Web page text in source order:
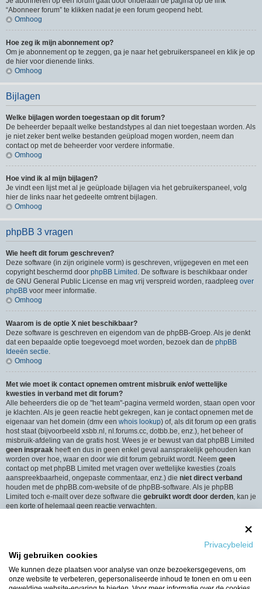
Privacybeleid
Wij gebruiken cookies
We kunnen deze plaatsen voor analyse van onze bezoekersgegevens, om
onze website te verbeteren, gepersonaliseerde inhoud te tonen en om u een
“Abonneer forum” te klikken nadat je een forum geopend hebt.
Omhoog
Hoe zeg ik mijn abonnement op?
Om je abonnement op te zeggen, ga je naar het gebruikerspaneel en klik je op
de hier voor dienende links.
Omhoog
Bijlagen
Welke bijlagen worden toegestaan op dit forum?
De beheerder bepaalt welke bestandstypes al dan niet toegestaan worden. Als
je niet zeker bent welke bestanden geüpload mogen worden, neem dan
contact op met de beheerder voor verdere informatie.
Omhoog
Hoe vind ik al mijn bijlagen?
Je vindt een lijst met al je geüploade bijlagen via het gebruikerspaneel, volg
hier de links naar het gedeelte omtrent bijlagen.
Omhoog
phpBB 3 vragen
Wie heeft dit forum geschreven?
Deze software (in zijn originele vorm) is geschreven, vrijgegeven en met een
copyright beschermd door phpBB Limited . De software is beschikbaar onder
de GNU General Public License en mag vrij verspreid worden, raadpleeg over
phpBB voor meer informatie.
Omhoog
Waarom is de optie X niet beschikbaar?
Deze software is geschreven en eigendom van de phpBB-Groep. Als je denkt
dat een bepaalde optie toegevoegd moet worden, bezoek dan de phpBB
Ideeën sectie.
Omhoog
Met wie moet ik contact opnemen omtrent misbruik en/of wettelijke
kwesties in verband met dit forum?
Alle beheerders die op de "het team"-pagina vermeld worden, staan open voor
je klachten. Als je geen reactie hebt gekregen, kan je contact opnemen met de
eigenaar van het domein (dmv een whois lookup) of, als dit forum op een gratis
host staat (bijvoorbeeld xsbb.nl, nl.forums.cc, dotbb.be, enz.), het beheer of
misbruik-afdeling van de gratis host. Wees je er bewust van dat phpBB Limited
geen inspraak heeft en dus in geen enkel geval aansprakelijk gehouden kan
worden over hoe, waar en door wie dit forum gebruikt wordt. Neem geen
contact op met phpBB Limited met vragen over wettelijke kwesties (zoals
aanspreekbaarheid, ongepaste commentaar, enz.) die niet direct verband
houden met de phpBB.com-website of de phpBB-software. Als je phpBB
Limited toch e-mailt over deze software die gebruikt wordt door derden, kan je
een korte of helemaal geen reactie verwachten.
Alle gebruikers van het forum kunnen gebruik maken van het “Contact”-
formulier, als de optie is ingeschakeld door de beheerders.
Leden van het forum kunnen ook gebruik maken van de “Het Team”-link.
Omhoog